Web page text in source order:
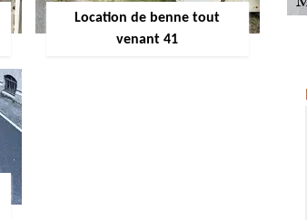
Location de benne tout
venant 41